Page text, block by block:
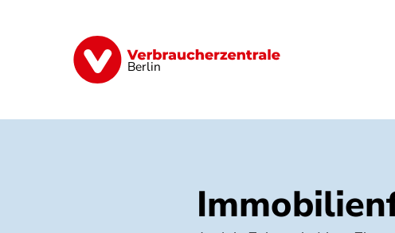
Berlin
Finanzen Digitales Lebensmittel